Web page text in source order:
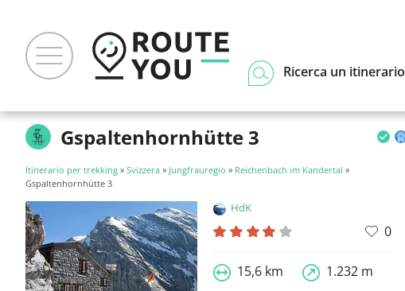
Ricerca un itinerario
Gspaltenhornhütte 3
Itinerario per trekking » Svizzera » Jungfrauregio » Reichenbach im Kandertal »
Gspaltenhornhütte 3
HdK
0
15,6 km
1.232 m